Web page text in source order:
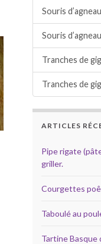
Souris
Souris
Tranches de
Tranches de
ARTICLES
Pipe rigate
griller.
Courgettes
Taboulé au
Tartine Basque